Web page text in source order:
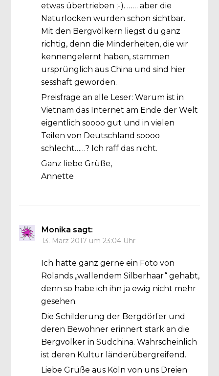
etwas übertrieben ;-). …… aber die
Naturlocken wurden schon sichtbar.
Mit den Bergvölkern liegst du ganz
richtig, denn die Minderheiten, die wir
kennengelernt haben, stammen
ursprünglich aus China und sind hier
sesshaft geworden.
Preisfrage an alle Leser: Warum ist in
Vietnam das Internet am Ende der Welt
eigentlich soooo gut und in vielen
Teilen von Deutschland soooo
schlecht……? Ich raff das nicht.
Ganz liebe Grüße,
Annette
Monika sagt:
13. März 2017 um 23:04 Uhr
Ich hätte ganz gerne ein Foto von
Rolands „wallendem Silberhaar“ gehabt,
denn so habe ich ihn ja ewig nicht mehr
gesehen.
Die Schilderung der Bergdörfer und
deren Bewohner erinnert stark an die
Bergvölker in Südchina. Wahrscheinlich
ist deren Kultur länderübergreifend.
Liebe Grüße aus Köln von uns Dreien